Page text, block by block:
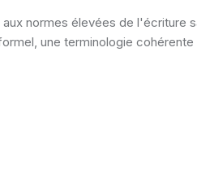
normes élevées de l'écriture
une terminologie